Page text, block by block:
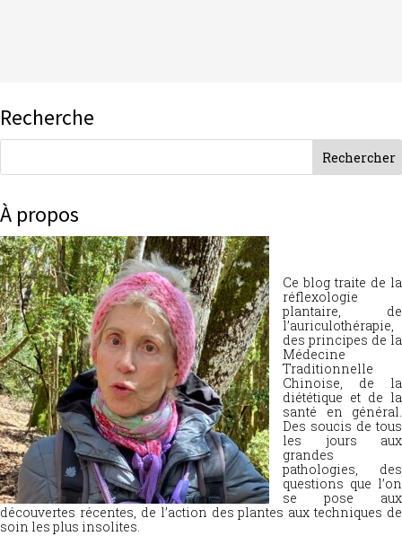
Recherche
À propos
Ce blog traite de la
réflexologie
plantaire, de
l’auriculothérapie,
des principes de la
Médecine
Traditionnelle
Chinoise, de la
diététique et de la
santé en général.
Des soucis de tous
les jours aux
grandes
pathologies, des
questions que l’on
se pose aux
découvertes récentes, de l’action des plantes aux techniques de
soin les plus insolites.